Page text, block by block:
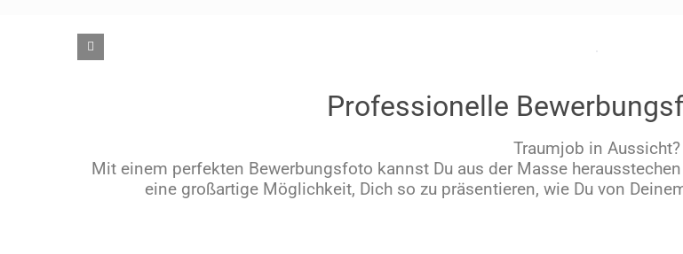
Professionelle
Traumjob in Aussicht?
Mit einem perfekten Bewerbungsfoto kannst Du aus der Masse
eine großartige Möglichkeit, Dich so zu präsentieren, wie Du von